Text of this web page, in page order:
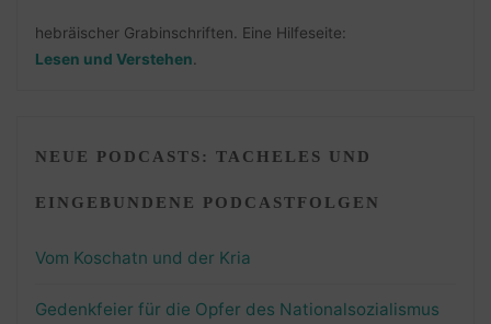
hebräischer Grabinschriften. Eine Hilfeseite:
Lesen und Verstehen.
NEUE PODCASTS: TACHELES UND
EINGEBUNDENE PODCASTFOLGEN
Vom Koschatn und der Kria
Gedenkfeier für die Opfer des Nationalsozialismus